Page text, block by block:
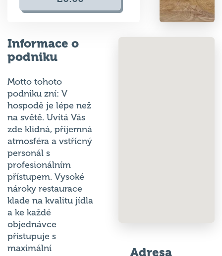
podniku
podniku zní: V
hospodě je lépe než
na světě. Uvítá Vás
zde klidná, příjemná
atmosféra a vstřícný
personál s
profesionálním
přístupem. Vysoké
nároky restaurace
klade na kvalitu jídla
a ke každé
objednávce
přistupuje s
maximální
pozorností a péčí. To